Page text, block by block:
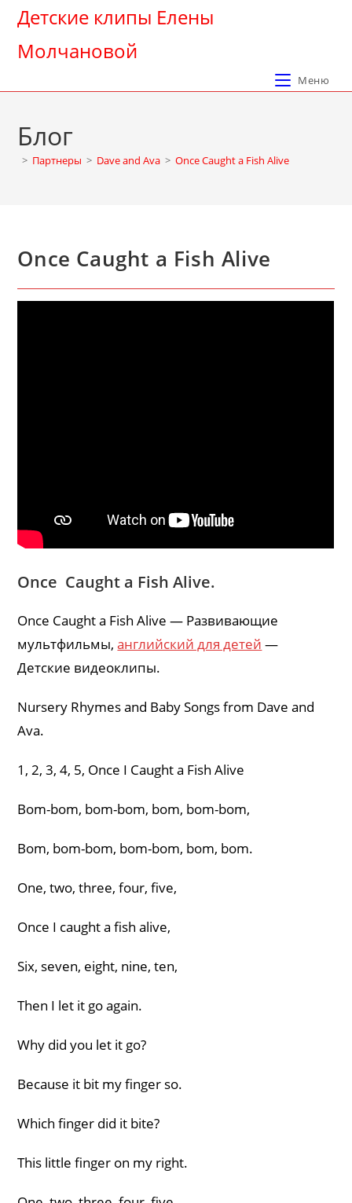
Перейти
содержимому
Детские клипы Елены
Молчановой
Меню
Блог
> Партнеры > Dave and Ava > Once Caught a Fish Alive
Once Caught a Fish Alive
Once Caught a Fish Alive.
Once Caught a Fish Alive — Развивающие
мультфильмы,английский для детей —
Детские видеоклипы.
Nursery Rhymes and Baby Songs from Dave and
Ava.
1, 2, 3, 4, 5, Once I Caught a Fish Alive
Bom-bom, bom-bom, bom, bom-bom,
Bom, bom-bom, bom-bom, bom, bom.
One, two, three, four, five,
Once I caught a fish alive,
Six, seven, eight, nine, ten,
Then I let it go again.
Why did you let it go?
Because it bit my finger so.
Which finger did it bite?
This little finger on my right.